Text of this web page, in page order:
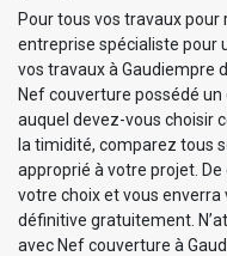
Pour tous vos travaux
entreprise spécialiste pour
vos travaux à Gaudiempre
Nef couverture possédé
auquel devez-vous choisir
la timidité, comparez tous
approprié à votre projet.
votre choix et vous
définitive gratuitement.
avec Nef couverture à